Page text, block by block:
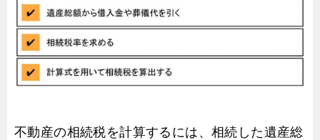
不動産の相続税を計算するには、相続した遺産総